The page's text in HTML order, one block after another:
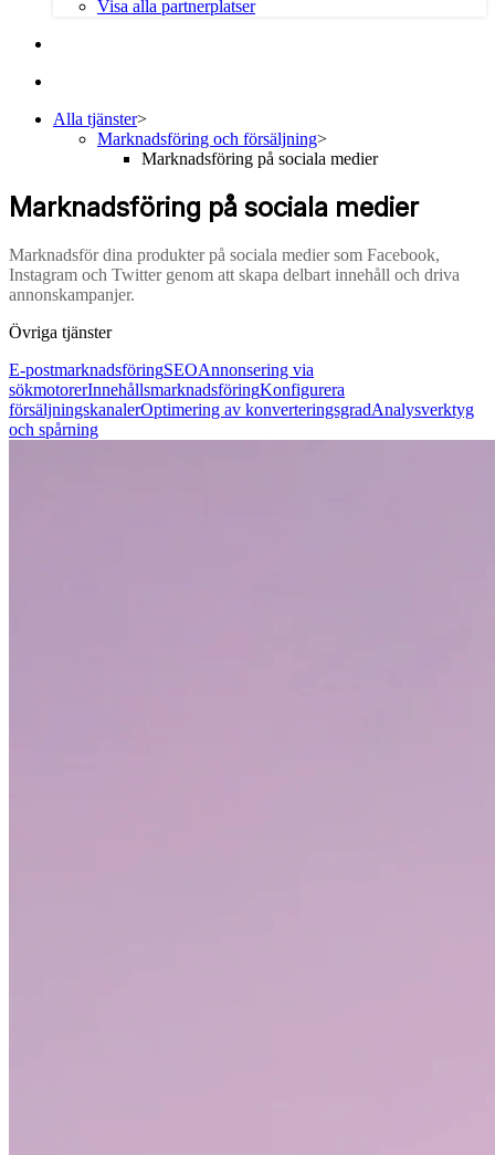
Visa alla partnerplatser
Alla tjänster>
Marknadsföring och försäljning>
Marknadsföring på sociala medier
Marknadsföring på sociala medier
Marknadsför dina produkter på sociala medier som Facebook,
Instagram och Twitter genom att skapa delbart innehåll och driva
annonskampanjer.
Övriga tjänster
E-postmarknadsföringSEOAnnonsering via
sökmotorerInnehållsmarknadsföringKonfigurera
försäljningskanalerOptimering av konverteringsgradAnalysverktyg
och spårning